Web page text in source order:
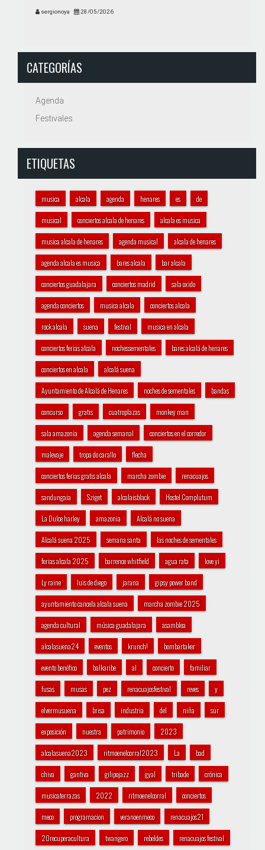
sergionoya 28/05/2026
CATEGORÍAS
Agenda
Festivales
ETIQUETAS
musica alcala agenda henares es de
musical conciertos alcala de henares alcala es musica
musica alcala de henares agenda musical alcala de henares
agenda alcala es musica bares alcala bar alcala
conciertos guadalajara conciertos madrid sala oxido
agenda conciertos musica alcala conciertos alcala
rock alcala suena festival musica en alcala
conciertos ferias alcala nochessementales bares alcalá de henares
conciertos en alcala alcalá suena
Ayuntamiento de Alcalá de Henares noches de sementales bandas
concurso gratis cuatroplazas monkey man
sala amazonia agenda semanal conciertos en el corredor
malevaje tropa do carallo flecha
conciertos ferias gratis alcala marcha zombie renacuajos
sandungaia Sziget alcalaisblack Hostel Complutum
La Dulce harley amazonia Alcalá no suena
Alcalá suena 2025 semana santa las noches de sementales
ferias alcala 2025 barrence whitfield agua rata love yi
Ly raine luis de diego jarana gipsy power band
ayuntamiento cancela alcala suena marcha zombie 2025
agenda cultural música guadalajara asamblea
alcalasuena24 eventos krunch! bombartaker
evento benéfico balkaribe al concierto familiar
fusas musas pez renacuajosfestival reves y
elvermusuena brisa industria del niña sur
exposición nuestra patrimonio 2023
alcalasuena2023 ritmoenelcorral2023 La bad
chiva gantiva gilipojazz gyal tribade crónica
musicaterrazas 2022 ritmoenelcorral conciertos
meco programacion veranoenmeco renacuajos21
20recuperacultura twangero rebeldes renacuajos festival